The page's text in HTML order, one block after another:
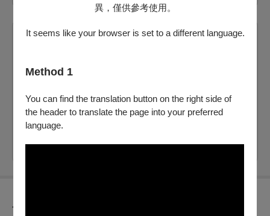
異，僅供參考使用。
It seems like your browser is set to a different language.
Method 1
You can find the translation button on the right side of
the header to translate the page into your preferred
language.
2026/9/5 (六) 19:30
暗.敞 clair-obscur
剩：25
票價： 650
節目介紹